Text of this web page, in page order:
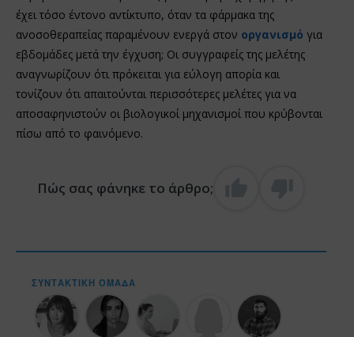
έχει τόσο έντονο αντίκτυπο, όταν τα φάρμακα της
ανοσοθεραπείας παραμένουν ενεργά στον οργανισμό για
εβδομάδες μετά την έγχυση; Οι συγγραφείς της μελέτης
αναγνωρίζουν ότι πρόκειται για εύλογη απορία και
τονίζουν ότι απαιτούνται περισσότερες μελέτες για να
αποσαφηνιστούν οι βιολογικοί μηχανισμοί που κρύβονται
πίσω από το φαινόμενο.
Πώς σας φάνηκε το άρθρο;
ΣΥΝΤΑΚΤΙΚΉ ΟΜΆΔΑ